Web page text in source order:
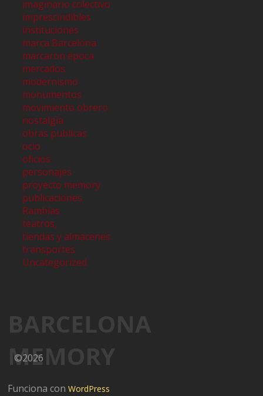
imaginario colectivo
imprescindibles
instituciones
marca Barcelona
marcaron época
mercados
modernismo
monumentos
movimiento obrero
nostalgia
obras publicas
ocio
oficios
personajes
proyecto memory
publicaciones
Ramblas
teatros,
tiendas y almacenes
transportes
Uncategorized
BARCELONA
MEMORY
©2026
Funciona conWordPress